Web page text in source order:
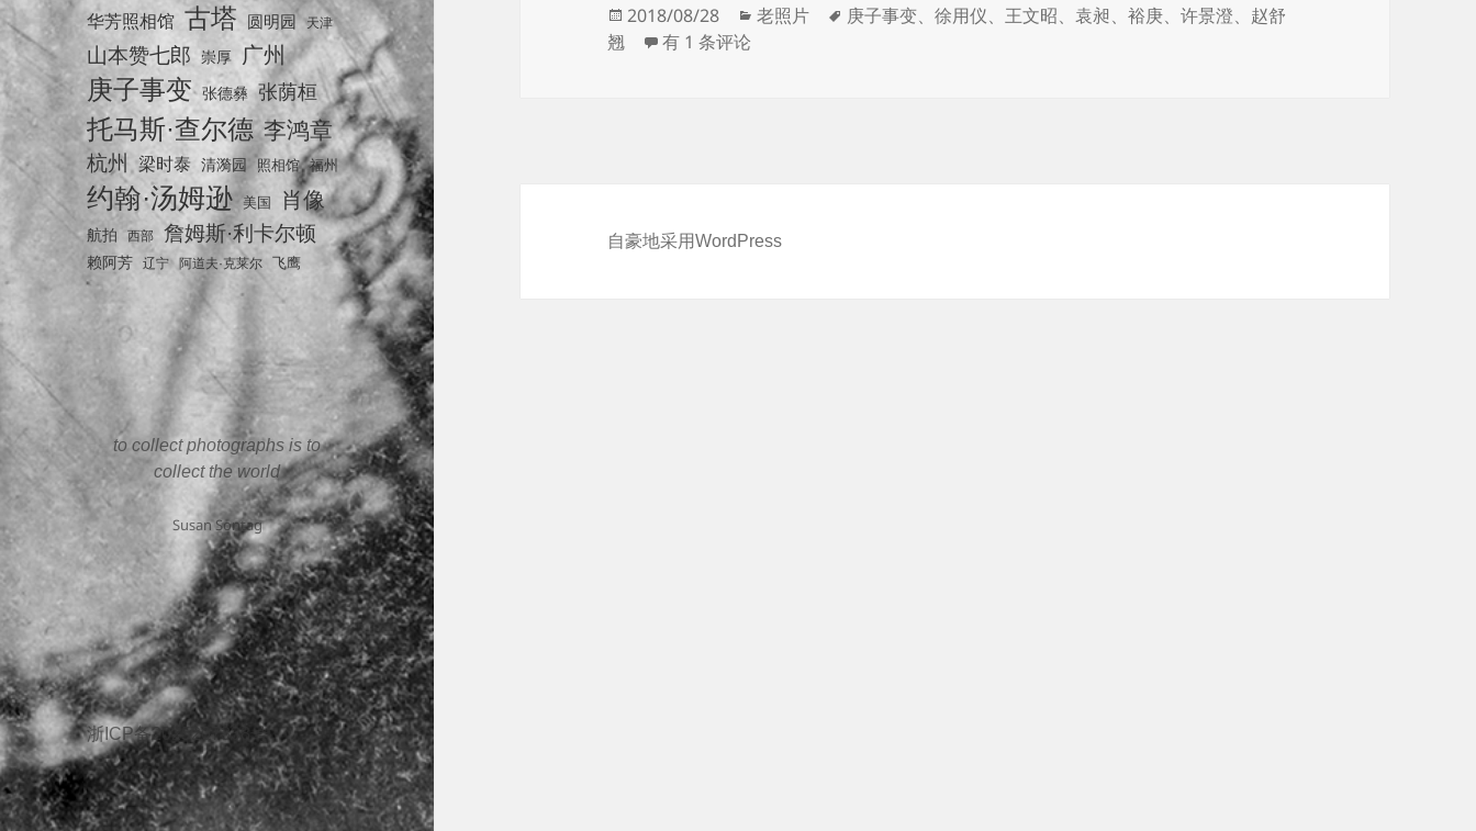
华芳照相馆 古塔 圆明园 天津
山本赞七郎 崇厚 广州
庚子事变 张德彝 张荫桓
托马斯·查尔德 李鸿章
杭州 梁时泰 清漪园 照相馆 福州
约翰·汤姆逊 美国 肖像
航拍 西部 詹姆斯·利卡尔顿
赖阿芳 辽宁 阿道夫·克莱尔 飞鹰
to collect photographs is to
collect the world
Susan Sontag
浙ICP备2025207338号
发
2018/08/28
分
老照片
标
庚子事变、徐用仪、 王文昭、袁昶、裕庚、许景澄、 赵舒
翘
几张新认出的中国官员肖像
有 1 条评论
自豪地采用WordPress